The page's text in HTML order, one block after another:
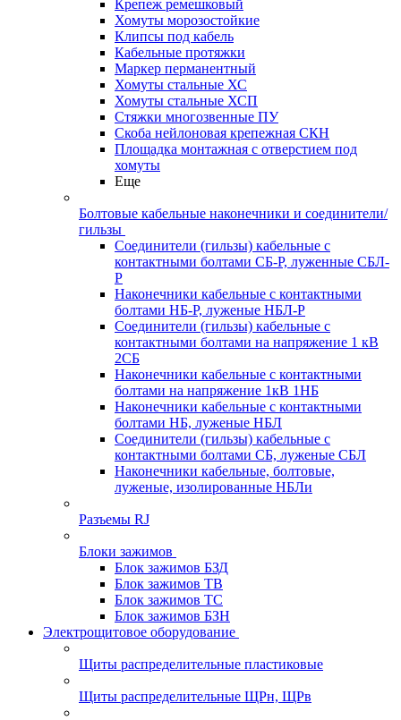
Крепеж ремешковый
Хомуты морозостойкие
Клипсы под кабель
Кабельные протяжки
Маркер перманентный
Хомуты стальные ХС
Хомуты стальные ХСП
Стяжки многозвенные ПУ
Скоба нейлоновая крепежная СКН
Площадка монтажная с отверстием под
хомуты
Еще
Болтовые кабельные наконечники и соединители/
гильзы
Соединители (гильзы) кабельные с
контактными болтами СБ-Р, луженные СБЛ-
Р
Наконечники кабельные с контактными
болтами НБ-Р, луженые НБЛ-Р
Соединители (гильзы) кабельные с
контактными болтами на напряжение 1 кВ
2СБ
Наконечники кабельные с контактными
болтами на напряжение 1кВ 1НБ
Наконечники кабельные с контактными
болтами НБ, луженые НБЛ
Соединители (гильзы) кабельные с
контактными болтами СБ, луженые СБЛ
Наконечники кабельные, болтовые,
луженые, изолированные НБЛи
Разъемы RJ
Блоки зажимов
Блок зажимов БЗД
Блок зажимов ТВ
Блок зажимов ТС
Блок зажимов БЗН
Электрощитовое оборудование
Щиты распределительные пластиковые
Щиты распределительные ЩРн, ЩРв